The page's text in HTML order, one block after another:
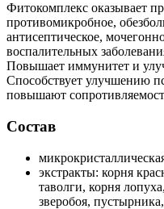
Фитокомплекс оказывает
противомикробное,
антисептическое,
воспалительных
Повышает иммунитет и
Способствует улучшению
повышают
Состав
экстракты: корня
таволги, корня
зверобоя,